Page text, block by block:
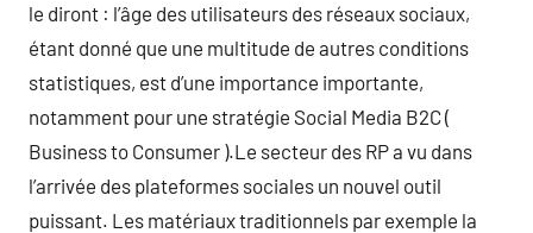
le diront : l’âge des utilisateurs des réseaux sociaux,
étant donné que une multitude de autres conditions
statistiques, est d’une importance importante,
notamment pour une stratégie Social Media B2C (
Business to Consumer ).Le secteur des RP a vu dans
l’arrivée des plateformes sociales un nouvel outil
puissant. Les matériaux traditionnels par exemple la